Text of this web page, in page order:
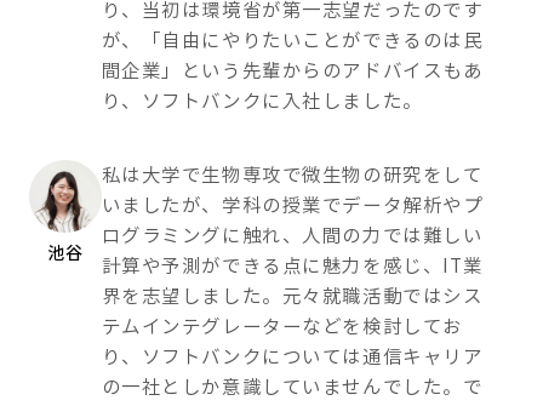
り、当初は環境省が第一志望だったのです
が、「自由にやりたいことができるのは民
間企業」という先輩からのアドバイスもあ
り、ソフトバンクに入社しました。
池谷
私は大学で生物専攻で微生物の研究をして
いましたが、学科の授業でデータ解析やプ
ログラミングに触れ、人間の力では難しい
計算や予測ができる点に魅力を感じ、IT業
界を志望しました。元々就職活動ではシス
テムインテグレーターなどを検討してお
り、ソフトバンクについては通信キャリア
の一社としか意識していませんでした。で